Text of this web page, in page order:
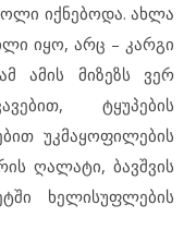
იქნებოდა. ახლა
იყო, არც – კარგი
ამის მიზეზს ვერ
ტყუპების
უკმაყოფილების
ღალატი, ბავშვის
ხელისუფლების